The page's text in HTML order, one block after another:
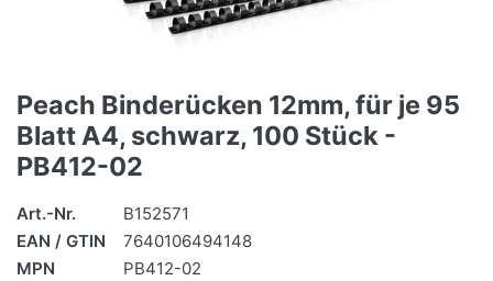
Peach Binderücken 12mm, für je 95
Blatt A4, schwarz, 100 Stück -
PB412-02
Art.-Nr.
B152571
EAN / GTIN
7640106494148
MPN
PB412-02